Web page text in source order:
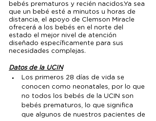
bebés prematuros y recién nacidos.Ya sea
que un bebé esté a minutos u horas de
distancia, el apoyo de Clemson Miracle
ofrecerá a los bebés en el norte del
estado el mejor nivel de atención
diseñado específicamente para sus
necesidades complejas.
Datos de la UCIN
Los primeros 28 días de vida se
conocen como neonatales, por lo que
no todos los bebés de la UCIN son
bebés prematuros, lo que significa
que algunos de nuestros pacientes de